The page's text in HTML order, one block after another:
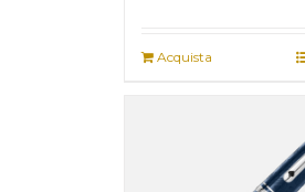
Acquista